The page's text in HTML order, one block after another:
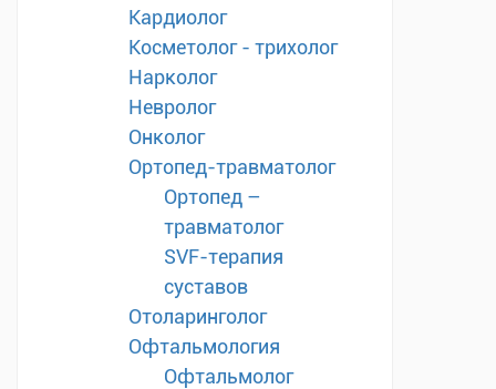
Кардиолог
Косметолог - трихолог
Нарколог
Невролог
Онколог
Ортопед-травматолог
Ортопед –
травматолог
SVF-терапия
суставов
Отоларинголог
Офтальмология
Офтальмолог